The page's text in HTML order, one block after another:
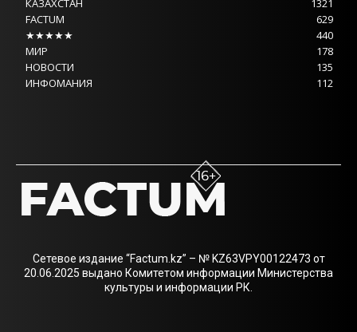
КАЗАХСТАН
1321
FACTUM
629
★★★★★
440
МИР
178
НОВОСТИ
135
ИНФОМАНИЯ
112
Сетевое издание “Factum.kz” – № KZ63VPY00122473 от
20.06.2025 выдано Комитетом информации Министерства
культуры и информации РК.